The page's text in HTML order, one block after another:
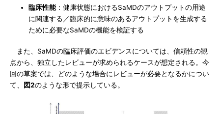
臨床性能：健康状態におけるSaMDのアウトプットの用途
に関連する／臨床的に意味のあるアウトプットを生成する
ために必要なSaMDの機能を検証する
また、SaMDの臨床評価のエビデンスについては、信頼性の観
点から、独立したレビューが求められるケースが想定される。今
回の草案では、どのような場合にレビューが必要となるかについ
て、
図2のような形で提示している。